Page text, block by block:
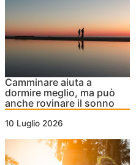
Camminare aiuta a
dormire meglio, ma può
anche rovinare il sonno
10 Luglio 2026